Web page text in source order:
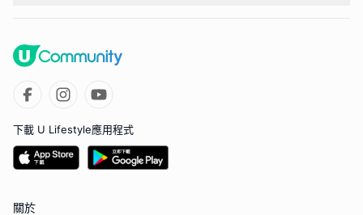
下載 U Lifestyle應用程式
關於